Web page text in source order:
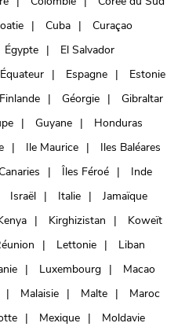
Cuba
Curaçao
Égypte
El Salvador
Équateur Espagne
Estonie
Finlande Géorgie
Gibraltar
Guyane
Honduras
Ile Maurice
Iles Baléares
Îles Féroé
Inde
Israël Italie
Jamaïque
Kirghizistan
Koweït
Lettonie
Liban
Luxembourg
Macao
Malaisie Malte
Maroc
Mexique
Moldavie